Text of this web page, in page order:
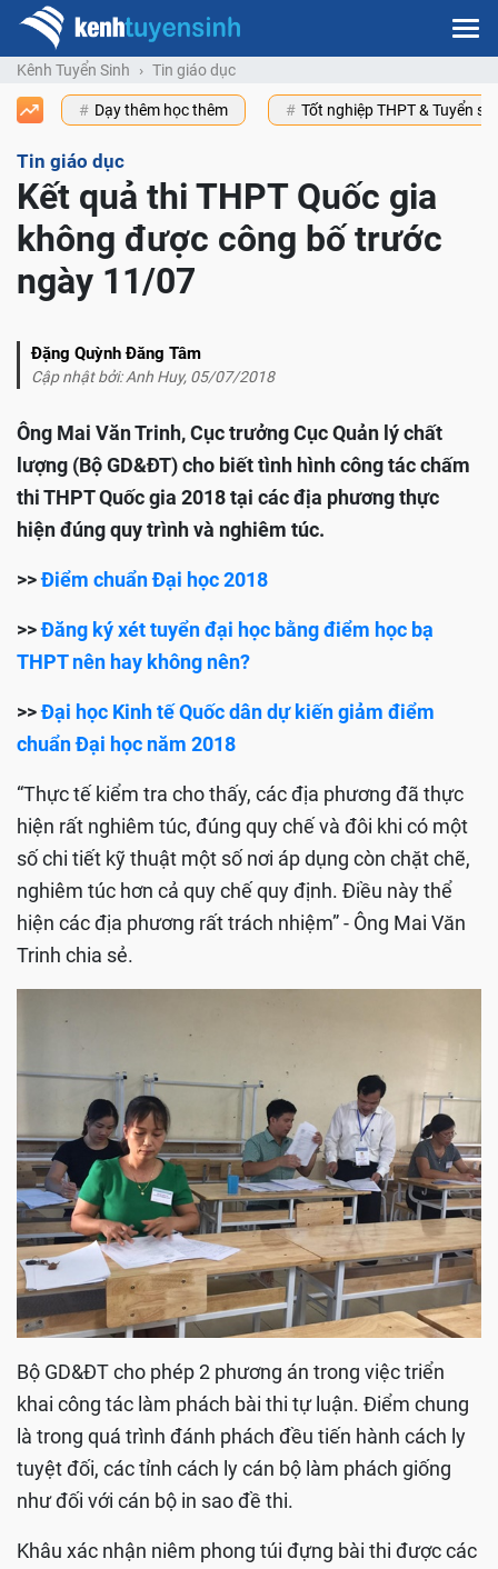
Kênh Tuyển Sinh Tin giáo dục
Dạy thêm học thêm Tốt nghiệp THPT & Tuyển
Tin giáo dục
Kết quả thi THPT Quốc gia
không được công bố trước
ngày 11/07
Đặng Quỳnh Đăng Tâm
Cập nhật bởi: Anh Huy, 05/07/2018
Ông Mai Văn Trinh, Cục trưởng Cục Quản lý chất
lượng (Bộ GD&ĐT) cho biết tình hình công tác chấm
thi THPT Quốc gia 2018 tại các địa phương thực
hiện đúng quy trình và nghiêm túc.
>>Điểm chuẩn Đại học 2018
>>Đăng ký xét tuyển đại học bằng điểm học bạ
THPT nên hay không nên?
>>Đại học Kinh tế Quốc dân dự kiến giảm điểm
chuẩn Đại học năm 2018
“Thực tế kiểm tra cho thấy, các địa phương đã thực
hiện rất nghiêm túc, đúng quy chế và đôi khi có một
số chi tiết kỹ thuật một số nơi áp dụng còn chặt chẽ,
nghiêm túc hơn cả quy chế quy định. Điều này thể
hiện các địa phương rất trách nhiệm” - Ông Mai Văn
Trinh chia sẻ.
Bộ GD&ĐT cho phép 2 phương án trong việc triển
khai công tác làm phách bài thi tự luận. Điểm chung
là trong quá trình đánh phách đều tiến hành cách ly
tuyệt đối, các tỉnh cách ly cán bộ làm phách giống
như đối với cán bộ in sao đề thi.
Khâu xác nhận niêm phong túi đựng bài thi được các